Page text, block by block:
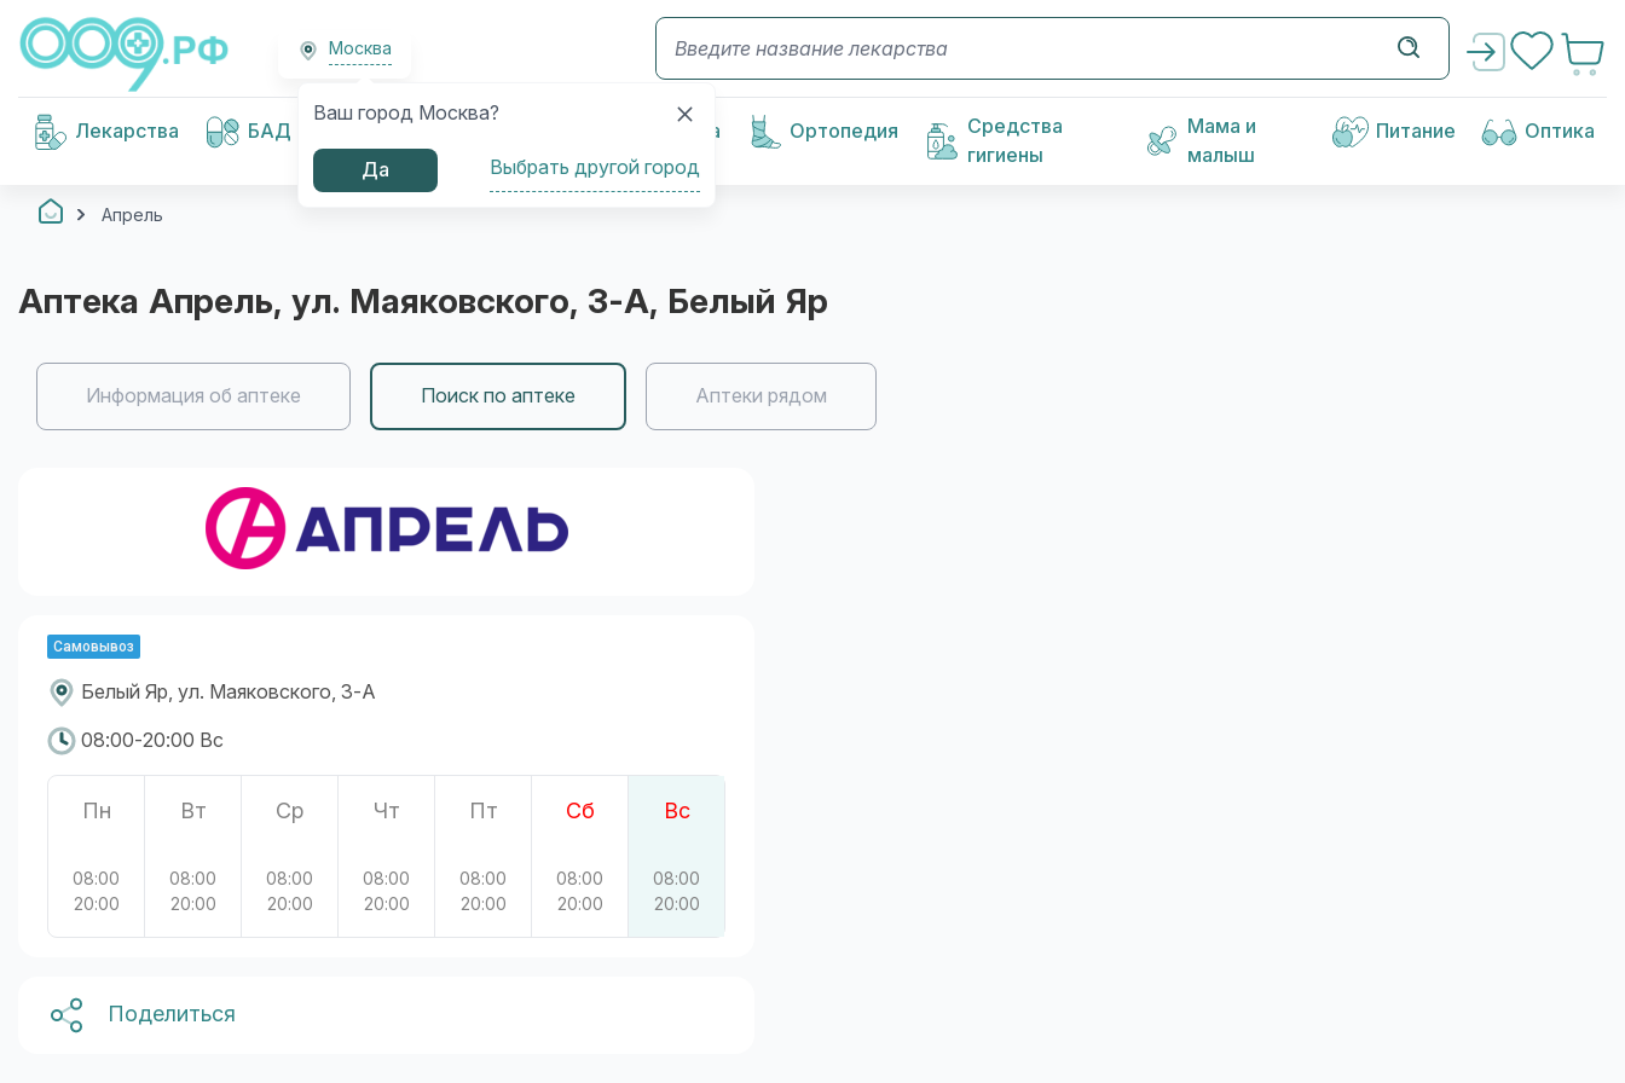
Москва
Ваш город Москва?
Да Выбрать другой город
Лекарства БАД
Медицинские
изделия
Косметика Ортопедия
Средства
гигиены
Мама и
малыш
Питание Оптика
Апрель
Аптека Апрель, ул. Маяковского, 3-А, Белый Яр
Информация об аптеке Поиск по аптеке Аптеки рядом
Самовывоз
Белый Яр, ул. Маяковского, 3-А
08:00-20:00 Вс
Пн
08:00
20:00
Вт
08:00
20:00
Ср
08:00
20:00
Чт
08:00
20:00
Пт
08:00
20:00
Сб
08:00
20:00
Вс
08:00
20:00
Поделиться